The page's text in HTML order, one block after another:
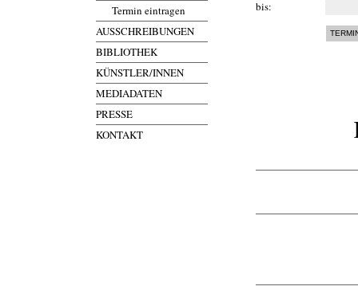
Termin eintragen
AUSSCHREIBUNGEN
BIBLIOTHEK
KÜNSTLER/INNEN
MEDIADATEN
PRESSE
KONTAKT
bis